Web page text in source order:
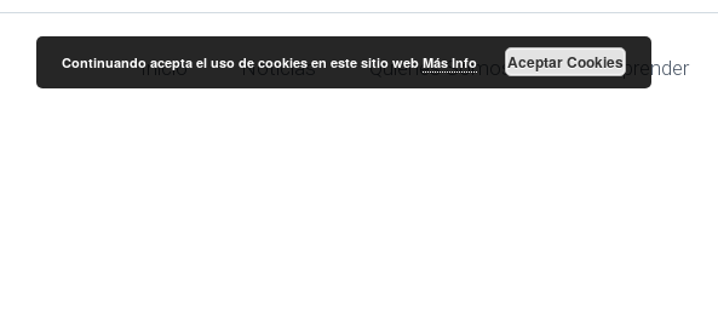
Inicio Noticias Quienes Somos Para aprender
Continuando acepta el uso de cookies en este sitio web Más Info Aceptar Cookies